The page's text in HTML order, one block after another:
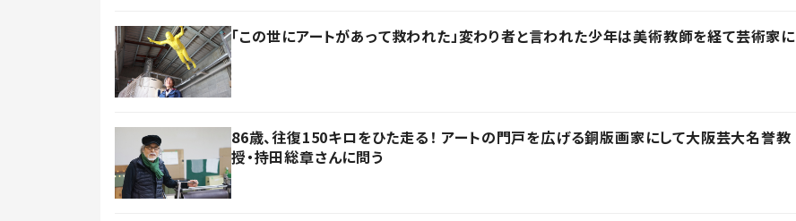
「この世にアートがあって救われた」変わり者と言われた少年は美術教師を経て芸術家に
86歳、往復150キロをひた走る！ アートの門戸を広げる銅版画家にして大阪芸大名誉教
授・持田総章さんに問う